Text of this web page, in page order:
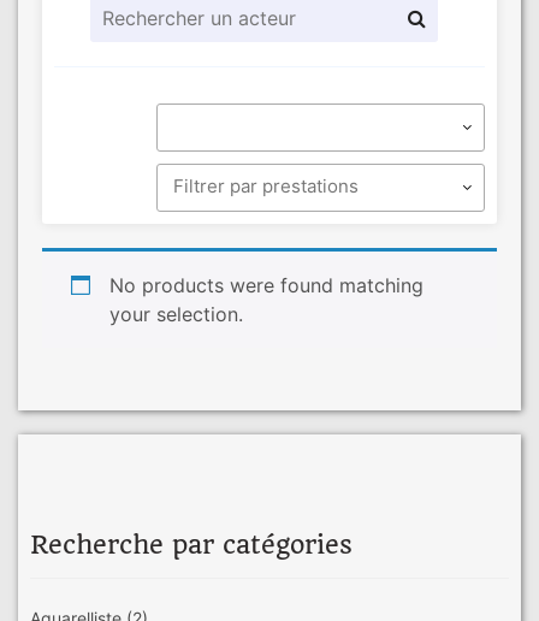
Recherche par catégories
No products were found matching
your selection.